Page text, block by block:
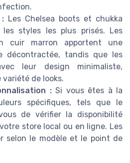
Les Chelsea boots et chukka
styles les plus prisés. Les
cuir marron apportent une
décontractée, tandis que les
leur design minimaliste,
de looks.
:Si vous êtes à la
spécifiques, tels que le
de vérifier la disponibilité
store local ou en ligne. Les
selon le modèle et le point de